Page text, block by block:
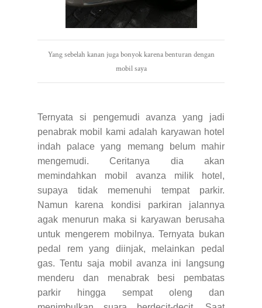
Yang sebelah kanan juga bonyok karena benturan dengan
mobil saya
Ternyata si pengemudi avanza yang jadi
penabrak mobil kami adalah karyawan hotel
indah palace yang memang belum mahir
mengemudi. Ceritanya dia akan
memindahkan mobil avanza milik hotel,
supaya tidak memenuhi tempat parkir.
Namun karena kondisi parkiran jalannya
agak menurun maka si karyawan berusaha
untuk mengerem mobilnya. Ternyata bukan
pedal rem yang diinjak, melainkan pedal
gas. Tentu saja mobil avanza ini langsung
menderu dan menabrak besi pembatas
parkir hingga sempat oleng dan